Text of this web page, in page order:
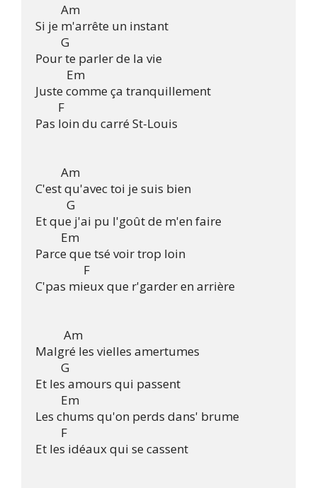
         Am
Si je m'arrête un instant
         G
Pour te parler de la vie
           Em
Juste comme ça tranquillement
        F
Pas loin du carré St-Louis
         Am
C'est qu'avec toi je suis bien
           G
Et que j'ai pu l'goût de m'en faire
         Em
Parce que tsé voir trop loin
                 F
C'pas mieux que r'garder en arrière
          Am
Malgré les vielles amertumes
         G
Et les amours qui passent
         Em
Les chums qu'on perds dans' brume
         F
Et les idéaux qui se cassent